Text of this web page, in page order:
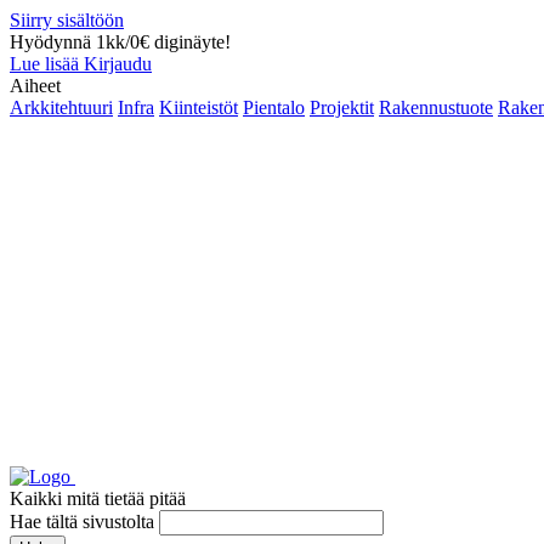
Siirry sisältöön
Hyödynnä 1kk/0€ diginäyte!
Lue lisää Kirjaudu
Aiheet
Arkkitehtuuri Infra Kiinteistöt Pientalo Projektit Rakennustuote
Kaikki mitä tietää pitää
Hae tältä sivustolta